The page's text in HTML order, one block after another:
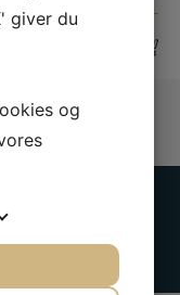
giver du
og